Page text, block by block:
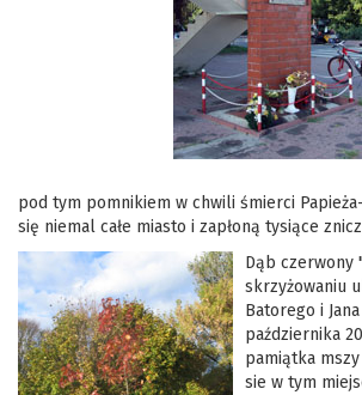
pod tym pomnikiem w chwili śmierci
się niemal całe miasto i zapłoną tysiące
Dąb czerwony
skrzyżowaniu
Batorego i
października
pamiątka
sie w tym